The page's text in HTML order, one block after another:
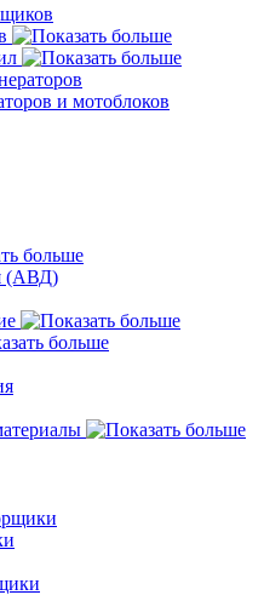
и мотоблоков
(АВД)